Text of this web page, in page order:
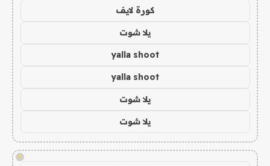
كورة لايف
يلا شوت
yalla shoot
yalla shoot
يلا شوت
يلا شوت
!